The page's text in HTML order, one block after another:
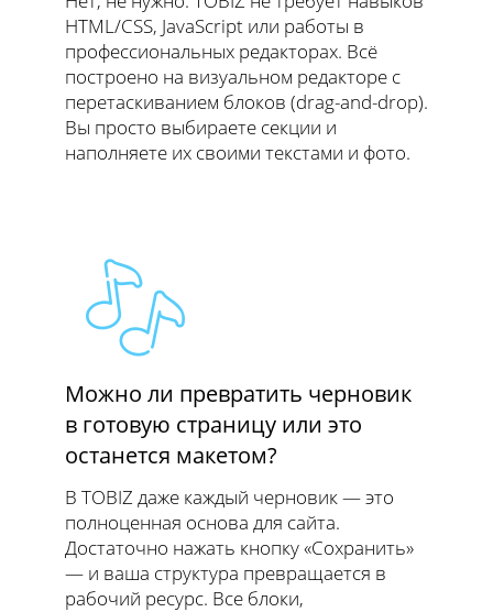
HTML/CSS, JavaScript или работы в
профессиональных редакторах. Всё
построено на визуальном редакторе с
перетаскиванием блоков (drag-and-drop).
Вы просто выбираете секции и
наполняете их своими текстами и фото.
Можно ли превратить черновик
в готовую страницу или это
останется макетом?
В TOBIZ даже каждый черновик — это
полноценная основа для сайта.
Достаточно нажать кнопку «Сохранить»
— и ваша структура превращается в
рабочий ресурс. Все блоки,